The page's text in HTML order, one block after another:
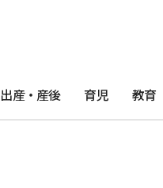
出産・産後 育児 教育